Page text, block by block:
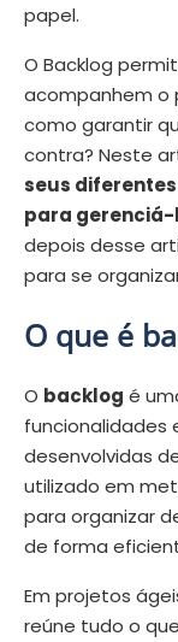
papel.
O Backlog
acompanhem o
como garantir
contra? Neste
seus
para
depois desse
para se
O que é
O backlog é
funcionalidades
desenvolvidas
utilizado em
para organizar
de forma
Em projetos
reúne tudo o